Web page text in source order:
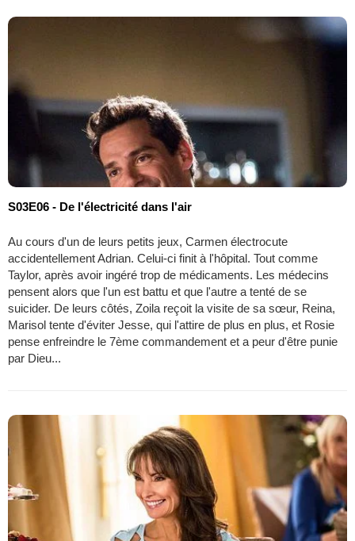
S03E06 - De l'électricité dans l'air
Au cours d'un de leurs petits jeux, Carmen électrocute
accidentellement Adrian. Celui-ci finit à l'hôpital. Tout comme
Taylor, après avoir ingéré trop de médicaments. Les médecins
pensent alors que l'un est battu et que l'autre a tenté de se
suicider. De leurs côtés, Zoila reçoit la visite de sa sœur, Reina,
Marisol tente d'éviter Jesse, qui l'attire de plus en plus, et Rosie
pense enfreindre le 7ème commandement et a peur d'être punie
par Dieu...